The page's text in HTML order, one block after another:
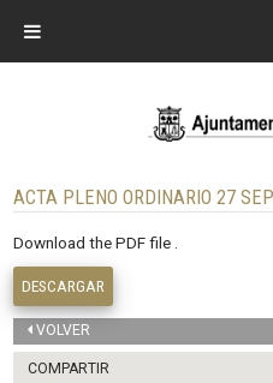
ACTA PLENO ORDINARIO 27
Download the PDF file .
DESCARGAR
VOLVER
COMPARTIR